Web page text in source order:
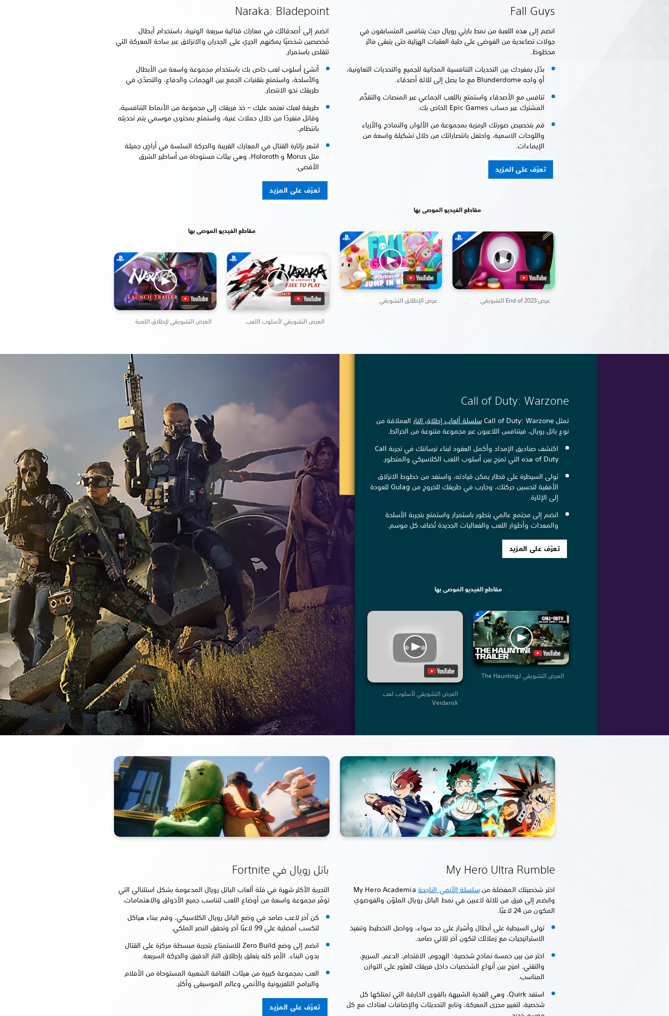
Naraka: Bladepoint
انضم إلى أصدقائك في معارك قتالية سريعة الوتيرة، باستخدام أبطال
مُخصصين شخصيًا يمكنهم الجري على الجدران والانزلاق عبر ساحة المعركة التي
تتقلص باستمرار.
أنشئ أسلوب لعب خاص بك باستخدام مجموعة واسعة من الأبطال
والأسلحة، واستمتع بتقنيات الجمع بين الهجمات والدفاع، والتصدّي في
طريقك نحو الانتصار.
طريقة لعبك تعتمد عليك – خذ فريقك إلى مجموعة من الأنماط التنافسية،
وقاتل منفردًا من خلال حملات غنية، واستمتع بمحتوى موسمي يتم تحديثه
بانتظام.
اشعر بإثارة القتال في المعارك القريبة والحركة السلسة في أراضٍ جميلة
مثل Morus و Holoroth، وهي بيئات مستوحاة من أساطير الشرق
الأقصى.
تعرّف على المزيد
مقاطع الفيديو الموصى بها
العرض التشويقي لإطلاق اللعبة العرض التشويقي لأسلوب اللعب
Fall Guys
انضم إلى هذه اللعبة من نمط بارتي رويال حيث يتنافس المتسابقون في
جولات تصاعدية من الفوضى على حلبة العقبات الهزلية حتى يتبقى فائز
محظوظ.
بدّل بمفردك بين التحديات التنافسية المجانية للجميع والتحديات التعاونية،
أو واجه Blunderdome مع ما يصل إلى ثلاثة أصدقاء.
تنافس مع الأصدقاء واستمتع باللعب الجماعي عبر المنصات والتقدُّم
المشترك عبر حساب Epic Games الخاص بك.
قم بتخصيص صورتك الرمزية بمجموعة من الألوان والنماذج والأزياء
واللوحات الاسمية، واحتفل بانتصاراتك من خلال تشكيلة واسعة من
الإيماءات.
تعرّف على المزيد
مقاطع الفيديو الموصى بها
عرض الإطلاق التشويقي عرض End of 2023 التشويقي
Call of Duty: Warzone
تمثل Call of Duty: Warzone سلسلة ألعاب إطلاق النار العملاقة من
نوع باتل رويال، فيتنافس اللاعبون عبر مجموعة متنوعة من الخرائط.
اكتشف صناديق الإمداد وأكمل العقود لبناء ترسانتك في تجربة Call
of Duty هذه التي تمزج بين أسلوب اللعب الكلاسيكي والمتطور.
تولى السيطرة على قطار يمكن قيادته، واستفد من خطوط الانزلاق
الأفقية لتحسين حركتك، وحارب في طريقك للخروج من Gulag للعودة
إلى الإثارة.
انضم إلى مجتمع عالمي يتطور باستمرار واستمتع بتجربة الأسلحة
والمعدات وأطوار اللعب والفعاليات الجديدة تُضاف كل موسم.
تعرّف على المزيد
مقاطع الفيديو الموصى بها
العرض التشويقي لأسلوب لعب
Verdansk
العرض التشويقي لـThe Haunting
باتل رويال في Fortnite
التجربة الأكثر شهرة في فئة ألعاب الباتل رويال المدعومة بشكل استثنائي التي
توفّر مجموعة واسعة من أوضاع اللعب لتناسب جميع الأذواق والاهتمامات.
كن آخر لاعب صامد في وضع الباتل رويال الكلاسيكي، وقم ببناء هياكل
لتكسب أفضلية على 99 لاعبًا آخر وتحقق النصر الملكي.
انضم إلى وضع Zero Build للاستمتاع بتجربة مبسطة مركزة على القتال
بدون البناء. الأمر كله يتعلق بإطلاق النار الدقيق والحركة السريعة.
العب بمجموعة كبيرة من هيئات الثقافة الشعبية المستوحاة من الأفلام
والبرامج التلفزيونية والأنمي وعالم الموسيقى وأكثر.
تعرّف على المزيد
My Hero Ultra Rumble
اختر شخصيتك المفضلة منسلسلة الأنمي الناجحة My Hero Academia
وانضم إلى فرق من ثلاثة لاعبين في نمط الباتل رويال الملوّن والفوضوي
المكون من 24 لاعبًا.
تولى السيطرة على أبطال وأشرار على حد سواء، وواصل التخطيط وتنفيذ
الاستراتيجيات مع زملائك لتكون آخر ثلاثي صامد.
اختر من بين خمسة نماذج شخصية: الهجوم، الاقتحام، الدعم، السريع،
والتقني. امزج بين أنواع الشخصيات داخل فريقك للعثور على التوازن
المناسب.
استفد Quirk، وهي القدرة الشبيهة بالقوى الخارقة التي تمتلكها كل
شخصية، لتغيير مجرى المعركة، وتابع التحديثات والإضافات لعتادك مع كل